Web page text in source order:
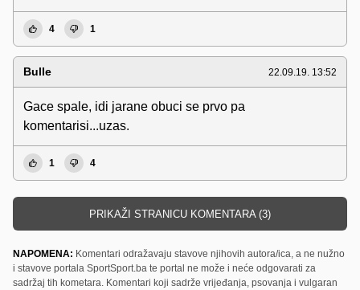
4 1
Bulle 22.09.19. 13:52
Gace spale, idi jarane obuci se prvo pa
komentarisi...uzas.
1 4
PRIKAŽI STRANICU KOMENTARA (3)
NAPOMENA: Komentari odražavaju stavove njihovih autora/ica, a ne nužno
i stavove portala SportSport.ba te portal ne može i neće odgovarati za
sadržaj tih kometara. Komentari koji sadrže vrijeđanja, psovanja i vulgaran